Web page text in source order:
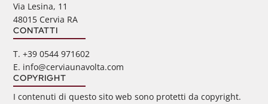
Via Lesina, 11
48015 Cervia RA
CONTATTI
‭T. +39 0544 971602
E. info@cerviaunavolta.com
COPYRIGHT
I contenuti di questo sito web sono protetti da copyright.